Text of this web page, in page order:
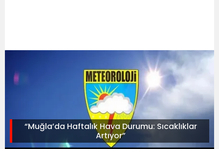
“Muğla’da Haftalık Hava Durumu: Sıcaklıklar
Artıyor”